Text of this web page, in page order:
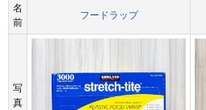
名
前
フードラップ
写
真